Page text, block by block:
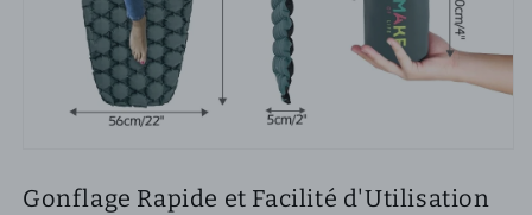
Gonflage Rapide et Facilité d'Utilisation